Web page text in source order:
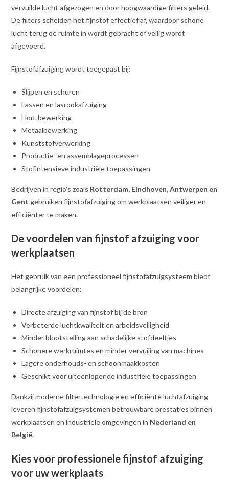
vervuilde lucht afgezogen en door hoogwaardige filters geleid.
De filters scheiden het fijnstof effectief af, waardoor schone
lucht terug de ruimte in wordt gebracht of veilig wordt
afgevoerd.
Fijnstofafzuiging wordt toegepast bij:
Slijpen en schuren
Lassen en lasrookafzuiging
Houtbewerking
Metaalbewerking
Kunststofverwerking
Productie- en assemblageprocessen
Stofintensieve industriële toepassingen
Bedrijven in regio’s zoals Rotterdam, Eindhoven, Antwerpen en
Gent gebruiken fijnstofafzuiging om werkplaatsen veiliger en
efficiënter te maken.
De voordelen van fijnstof afzuiging voor
werkplaatsen
Het gebruik van een professioneel fijnstofafzuigsysteem biedt
belangrijke voordelen:
Directe afzuiging van fijnstof bij de bron
Verbeterde luchtkwaliteit en arbeidsveiligheid
Minder blootstelling aan schadelijke stofdeeltjes
Schonere werkruimtes en minder vervuiling van machines
Lagere onderhouds- en schoonmaakkosten
Geschikt voor uiteenlopende industriële toepassingen
Dankzij moderne filtertechnologie en efficiënte luchtafzuiging
leveren fijnstofafzuigsystemen betrouwbare prestaties binnen
werkplaatsen en industriële omgevingen in Nederland en
België.
Kies voor professionele fijnstof afzuiging
voor uw werkplaats